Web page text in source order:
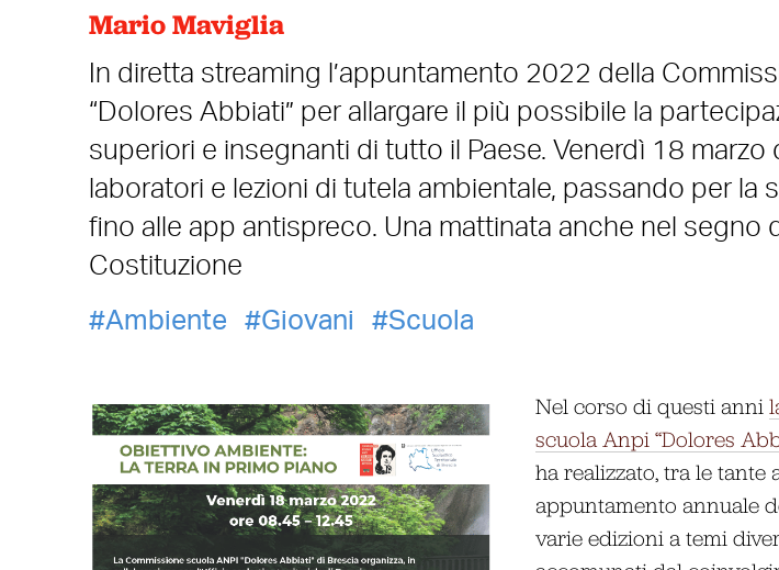
Mario Maviglia
In diretta streaming l’appuntamento 2022 della
“Dolores Abbiati” per allargare il più possibile la
superiori e insegnanti di tutto il Paese. Venerdì 18 marzo
laboratori e lezioni di tutela ambientale, passando per la
fino alle app antispreco. Una mattinata anche nel segno
Costituzione
Ambiente
Giovani Scuola
Nel corso di questi anni
scuola Anpi “Dolores
ha realizzato, tra le tante
appuntamento annuale
varie edizioni a temi